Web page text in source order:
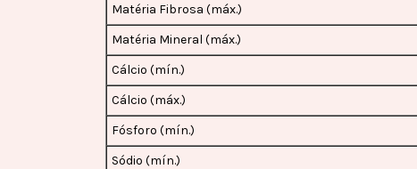
Matéria Fibrosa (máx.)
Matéria Mineral (máx.)
Cálcio (mín.)
Cálcio (máx.)
Fósforo (mín.)
Sódio (mín.)